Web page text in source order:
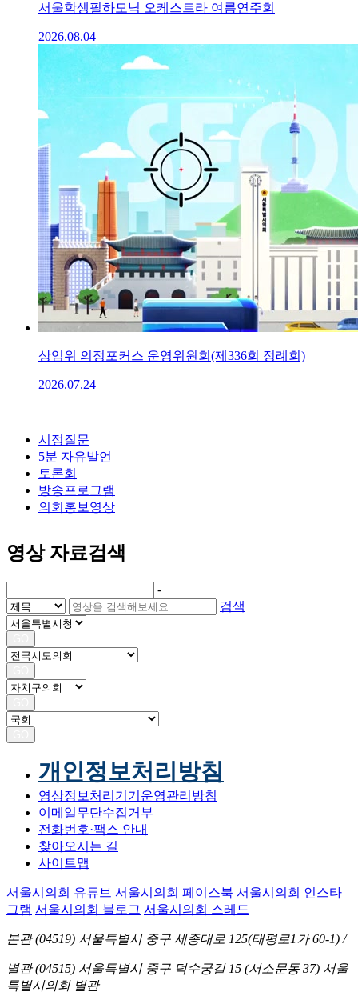
서울학생필하모닉 오케스트라 여름연주회
2026.08.04
상임위 의정포커스 운영위원회(제336회 정례회)
2026.07.24
시정질문
5분 자유발언
토론회
방송프로그램
의회홍보영상
영상 자료검색
-
검색
개인정보처리방침
영상정보처리기기운영관리방침
이메일무단수집거부
전화번호·팩스 안내
찾아오시는 길
사이트맵
서울시의회 유튜브 서울시의회 페이스북 서울시의회 인스타
그램 서울시의회 블로그 서울시의회 스레드
본관 (04519) 서울특별시 중구 세종대로 125(태평로1가 60-1) /
별관 (04515) 서울특별시 중구 덕수궁길 15 (서소문동 37) 서울
특별시의회 별관